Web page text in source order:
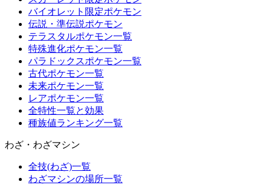
バイオレット限定ポケモン
伝説・準伝説ポケモン
テラスタルポケモン一覧
特殊進化ポケモン一覧
パラドックスポケモン一覧
古代ポケモン一覧
未来ポケモン一覧
レアポケモン一覧
全特性一覧と効果
種族値ランキング一覧
わざ・わざマシン
全技(わざ)一覧
わざマシンの場所一覧